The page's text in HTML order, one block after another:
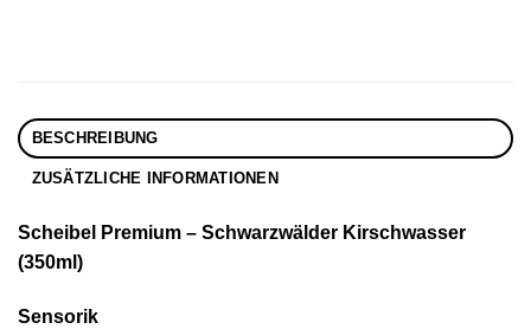
BESCHREIBUNG
ZUSÄTZLICHE INFORMATIONEN
Scheibel Premium – Schwarzwälder Kirschwasser
(350ml)
Sensorik